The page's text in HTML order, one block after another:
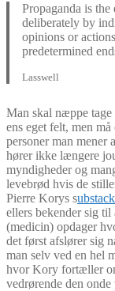
Propaganda is
deliberately by
opinions or
predetermined
Lasswell
Man skal næppe
ens eget felt, men
personer man mener
hører ikke længere
myndigheder og
levebrød hvis de
Pierre Korys s
ellers bekender sig
(medicin) opdager
det først afslører sig
man selv ved en hel
hvor Kory fortæller
vedrørende den